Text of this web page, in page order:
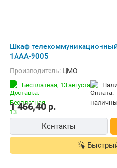
Шкаф
1ААА-9005
Производитель: ЦМО
Бесплатная, 13 августа
1 466,40р.
Контакты